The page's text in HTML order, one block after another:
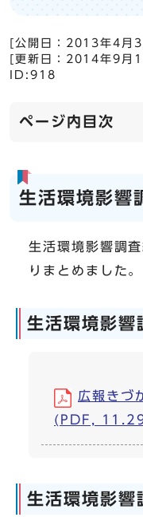
[公開日： 2013年4月
[更新日： 2014年9月
ID:918
ページ内目次
生活環境影響
生活環境影響調
りまとめました。
生活環境影響
広報きづ
(PDF,
生活環境影響